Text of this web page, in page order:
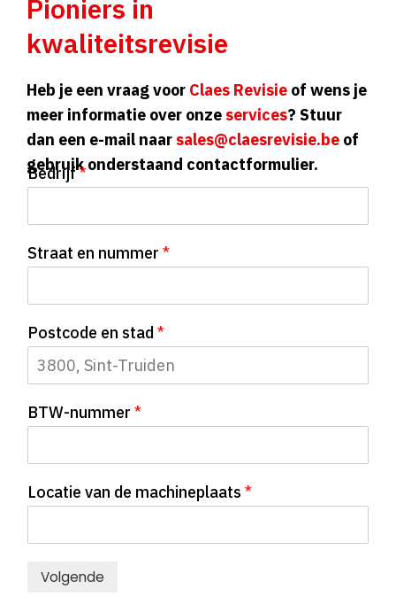
Pioniers in
kwaliteitsrevisie
Heb je een vraag voor Claes Revisie of wens je
meer informatie over onze services? Stuur
dan een e-mail naar sales@claesrevisie.be of
gebruik onderstaand contactformulier.
Bedrijf*
Straat en nummer *
Postcode en stad *
BTW-nummer *
Locatie van de machineplaats *
Volgende